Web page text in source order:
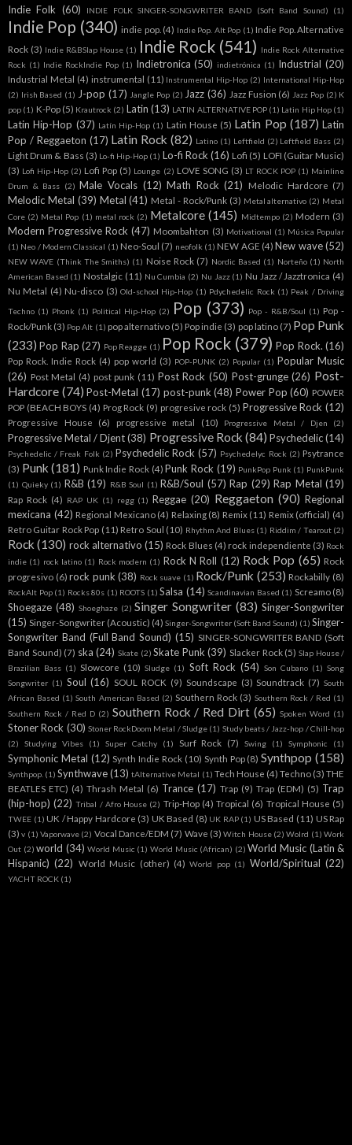
Indie Folk (60) INDIE FOLK SINGER-SONGWRITER BAND (Soft Band Sound) (1)
Indie Pop (340) indie pop. (4) Indie Pop. Alt Pop (1) Indie Pop. Alternative
Rock (3) Indie R&BSlap House (1) Indie Rock (541) Indie Rock Alternative
Rock (1) Indie RockIndie Pop (1) Indietronica (50) indietrónica (1) Industrial (20)
Industrial Metal (4) instrumental (11) Instrumental Hip-Hop (2) International Hip-Hop
(2) Irish Based (1) J-pop (17) Jangle Pop (2) Jazz (36) Jazz Fusion (6) Jazz Pop (2) K
pop (1) K-Pop (5) Krautrock (2) Latin (13) LATIN ALTERNATIVE POP (1) Latin Hip Hop (1)
Latin Hip-Hop (37) Latín Hip-Hop (1) Latin House (5) Latin Pop (187) Latin
Pop / Reggaeton (17) Latin Rock (82) Latino (1) Leftfield (2) Leftfield Bass (2)
Light Drum & Bass (3) Lo-fi Hip-Hop (1) Lo-fi Rock (16) Lofi (5) LOFI (Guitar Music)
(3) Lofi Hip-Hop (2) Lofi Pop (5) Lounge (2) LOVE SONG (3) LT ROCK POP (1) Mainline
Drum & Bass (2) Male Vocals (12) Math Rock (21) Melodic Hardcore (7)
Melodic Metal (39) Metal (41) Metal - Rock/Punk (3) Metal alternativo (2) Metal
Core (2) Metal Pop (1) metal rock (2) Metalcore (145) Midtempo (2) Modern (3)
Modern Progressive Rock (47) Moombahton (3) Motivational (1) Música Popular
(1) Neo / Modern Classical (1) Neo-Soul (7) neofolk (1) NEW AGE (4) New wave (52)
NEW WAVE (Think The Smiths) (1) Noise Rock (7) Nordic Based (1) Norteño (1) North
American Based (1) Nostalgic (11) Nu Cumbia (2) Nu Jazz (1) Nu Jazz / Jazztronica (4)
Nu Metal (4) Nu-disco (3) Old-school Hip-Hop (1) Pdychedelic Rock (1) Peak / Driving
Techno (1) Phonk (1) Political Hip-Hop (2) Pop (373) Pop - R&B/Soul (1) Pop -
Rock/Punk (3) Pop Alt (1) pop alternativo (5) Pop indie (3) pop latino (7) Pop Punk
(233) Pop Rap (27) Pop Reagge (1) Pop Rock (379) Pop Rock. (16)
Pop Rock. Indie Rock (4) pop world (3) POP-PUNK (2) Popular (1) Popular Music
(26) Post Metal (4) post punk (11) Post Rock (50) Post-grunge (26) Post-
Hardcore (74) Post-Metal (17) post-punk (48) Power Pop (60) POWER
POP (BEACH BOYS (4) Prog Rock (9) progresive rock (5) Progressive Rock (12)
Progressive House (6) progressive metal (10) Progressive Metal / Djen (2)
Progressive Metal / Djent (38) Progressive Rock (84) Psychedelic(14)
Psychedelic / Freak Folk (2) Psychedelic Rock (57) Psychedelyc Rock (2) Psytrance
(3) Punk (181) Punk Indie Rock (4) Punk Rock (19) PunkPop Punk (1) PunkPunk
(1) Quieky (1) R&B (19) R&B Soul (1) R&B/Soul (57) Rap (29) Rap Metal (19)
Rap Rock (4) RAP UK (1) regg (1) Reggae (20) Reggaeton (90) Regional
mexicana (42) Regional Mexicano (4) Relaxing (8) Remix (11) Remix (official) (4)
Retro Guitar Rock Pop (11) Retro Soul (10) Rhythm And Blues (1) Riddim / Tearout (2)
Rock (130) rock alternativo (15) Rock Blues (4) rock independiente (3) Rock
indie (1) rock latino (1) Rock modern (1) Rock N Roll (12) Rock Pop (65) Rock
progresivo (6) rock punk (38) Rock suave (1) Rock/Punk (253) Rockabilly (8)
RockAlt Pop (1) Rocks 80s (1) ROOTS (1) Salsa (14) Scandinavian Based (1) Screamo (8)
Shoegaze (48) Shoeghaze (2) Singer Songwriter (83) Singer-Songwriter
(15) Singer-Songwriter (Acoustic) (4) Singer-Songwriter (Soft Band Sound) (1) Singer-
Songwriter Band (Full Band Sound) (15) SINGER-SONGWRITER BAND (Soft
Band Sound) (7) ska (24) Skate (2) Skate Punk (39) Slacker Rock (5) Slap House /
Brazilian Bass (1) Slowcore (10) Sludge (1) Soft Rock (54) Son Cubano (1) Song
Songwriter (1) Soul (16) SOUL ROCK (9) Soundscape (3) Soundtrack (7) South
African Based (1) South American Based (2) Southern Rock (3) Southern Rock / Red (1)
Southern Rock / Red D (2) Southern Rock / Red Dirt (65) Spoken Word (1)
Stoner Rock (30) Stoner RockDoom Metal / Sludge (1) Study beats / Jazz-hop / Chill-hop
(2)
Studying Vibes (1) Super Catchy (1) Surf Rock (7) Swing (1) Symphonic (1)
Symphonic Metal (12) Synth Indie Rock (10) Synth Pop (8) Synthpop (158)
Synthpop. (1) Synthwave (13) tAlternative Metal (1) Tech House (4) Techno (3) THE
BEATLES ETC) (4) Thrash Metal (6) Trance (17) Trap (9) Trap (EDM) (5) Trap
(hip-hop) (22) Tribal / Afro House (2) Trip-Hop (4) Tropical (6) Tropical House (5)
TWEE (1) UK / Happy Hardcore (3) UK Based (8) UK RAP (1) US Based (11) US Rap
(3) v (1) Vaporwave (2) Vocal Dance/EDM (7) Wave (3) Witch House (2) Wolrd (1) Work
Out (2) world (34) World Music (1) World Music (African) (2) World Music (Latin &
Hispanic) (22) World Music (other) (4) World pop (1) World/Spiritual (22)
YACHT ROCK (1)